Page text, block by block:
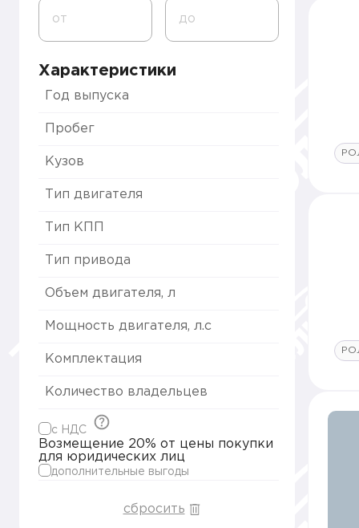
от до
Характеристики
Год выпуска
Пробег
Кузов
Тип двигателя
Тип КПП
Тип привода
Объем двигателя, л
Мощность двигателя, л.с
Комплектация
Количество владельцев
c НДС
Возмещение 20% от цены покупки
для юридических лиц
дополнительные выгоды
сбросить